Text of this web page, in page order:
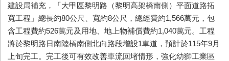
建設局補充，「大甲區黎明路（黎明高架橋南側）平面道路拓
寬工程」總長約80公尺、寬約8公尺，總經費約1,566萬元，包
含工程費約526萬元及用地、地上物補償費約1,040萬元。工程
將於黎明路日南陸橋南側北向路段增設1車道，預計於115年9月
上旬完工。完工後可有效改善車流回堵情形，強化幼獅工業區